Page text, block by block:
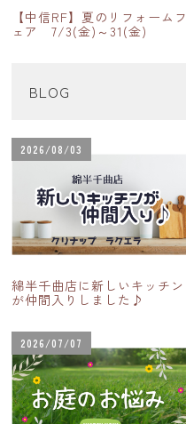
【中信RF】夏のリフォームフ
ェア 7/3(金)～31(金)
BLOG
2026/08/03
綿半千曲店に新しいキッチン
が仲間入りしました♪
2026/07/07